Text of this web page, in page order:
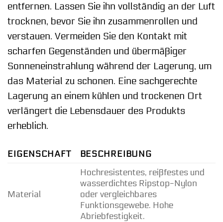
entfernen. Lassen Sie ihn vollständig an der Luft
trocknen, bevor Sie ihn zusammenrollen und
verstauen. Vermeiden Sie den Kontakt mit
scharfen Gegenständen und übermäßiger
Sonneneinstrahlung während der Lagerung, um
das Material zu schonen. Eine sachgerechte
Lagerung an einem kühlen und trockenen Ort
verlängert die Lebensdauer des Produkts
erheblich.
EIGENSCHAFT BESCHREIBUNG
Material
Hochresistentes, reißfestes und
wasserdichtes Ripstop-Nylon
oder vergleichbares
Funktionsgewebe. Hohe
Abriebfestigkeit.